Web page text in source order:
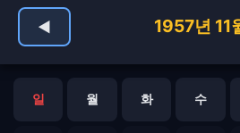
◀ 1957년 11
일 월 화 수